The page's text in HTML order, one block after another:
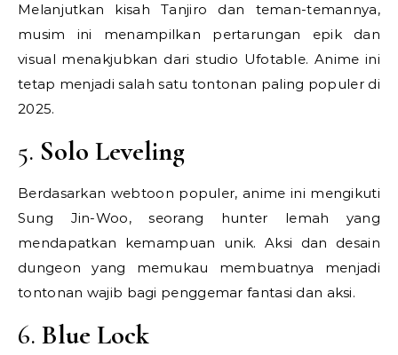
Melanjutkan kisah Tanjiro dan teman-temannya,
musim ini menampilkan pertarungan epik dan
visual menakjubkan dari studio Ufotable. Anime ini
tetap menjadi salah satu tontonan paling populer di
2025.
5. Solo Leveling
Berdasarkan webtoon populer, anime ini mengikuti
Sung Jin-Woo, seorang hunter lemah yang
mendapatkan kemampuan unik. Aksi dan desain
dungeon yang memukau membuatnya menjadi
tontonan wajib bagi penggemar fantasi dan aksi.
6. Blue Lock